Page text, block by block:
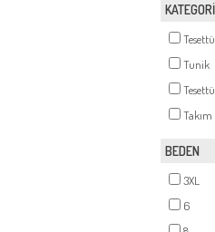
KATEGORİ
Tunik
Takım
BEDEN
3XL
6